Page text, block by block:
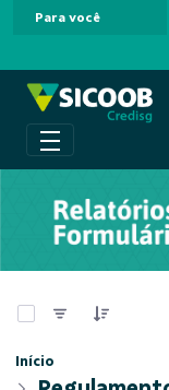
Pular para o
Para você
Início